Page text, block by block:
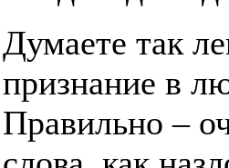
Думаете так
признание в
Правильно –